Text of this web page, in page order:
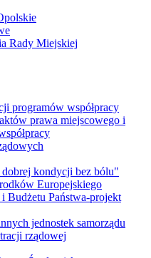
Rady Miejskiej
programów współpracy
prawa miejscowego i
kondycji bez bólu"
Europejskiego
i Budżetu Państwa-projekt
jednostek samorządu
rządowej